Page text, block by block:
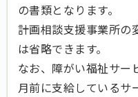
の書類となります。
計画相談支援事業所の
は省略できます。
なお、障がい福祉サー
月前に支給しているサ